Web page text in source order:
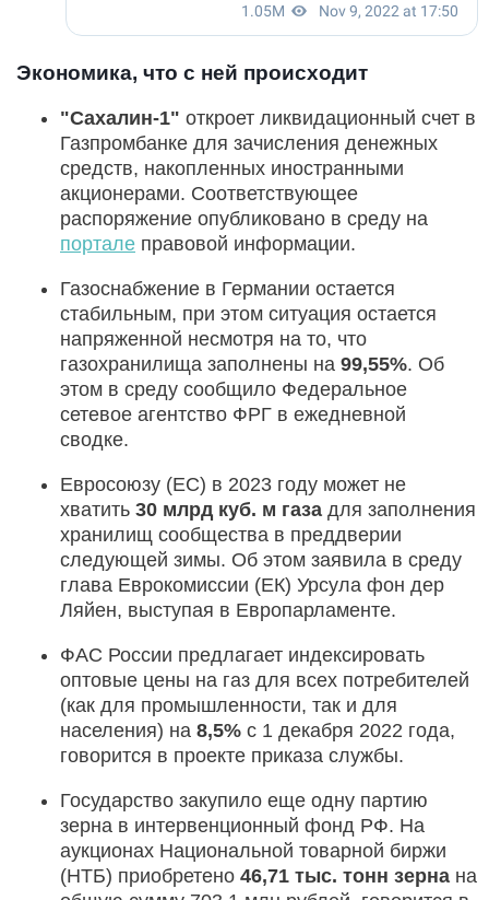
Экономика, что с ней происходит
"Сахалин-1" откроет ликвидационный счет в
Газпромбанке для зачисления денежных
средств, накопленных иностранными
акционерами. Соответствующее
распоряжение опубликовано в среду на
портале правовой информации.
Газоснабжение в Германии остается
стабильным, при этом ситуация остается
напряженной несмотря на то, что
газохранилища заполнены на 99,55%. Об
этом в среду сообщило Федеральное
сетевое агентство ФРГ в ежедневной
сводке.
Евросоюзу (ЕС) в 2023 году может не
хватить 30 млрд куб. м газа для заполнения
хранилищ сообщества в преддверии
следующей зимы. Об этом заявила в среду
глава Еврокомиссии (ЕК) Урсула фон дер
Ляйен, выступая в Европарламенте.
ФАС России предлагает индексировать
оптовые цены на газ для всех потребителей
(как для промышленности, так и для
населения) на 8,5% с 1 декабря 2022 года,
говорится в проекте приказа службы.
Государство закупило еще одну партию
зерна в интервенционный фонд РФ. На
аукционах Национальной товарной биржи
(НТБ) приобретено 46,71 тыс. тонн зерна на